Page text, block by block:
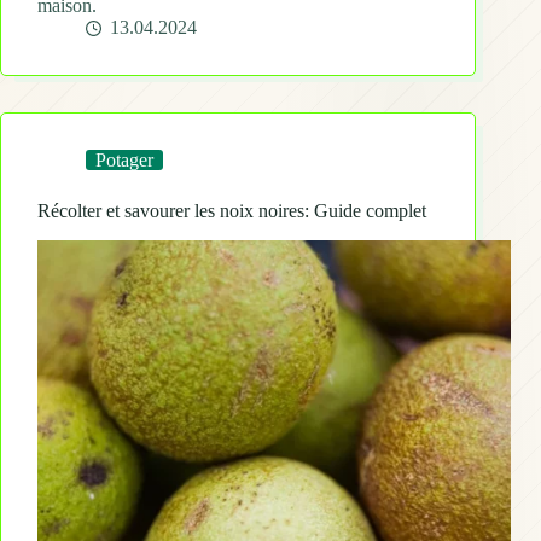
maison.
13.04.2024
Potager
Récolter et savourer les noix noires: Guide complet